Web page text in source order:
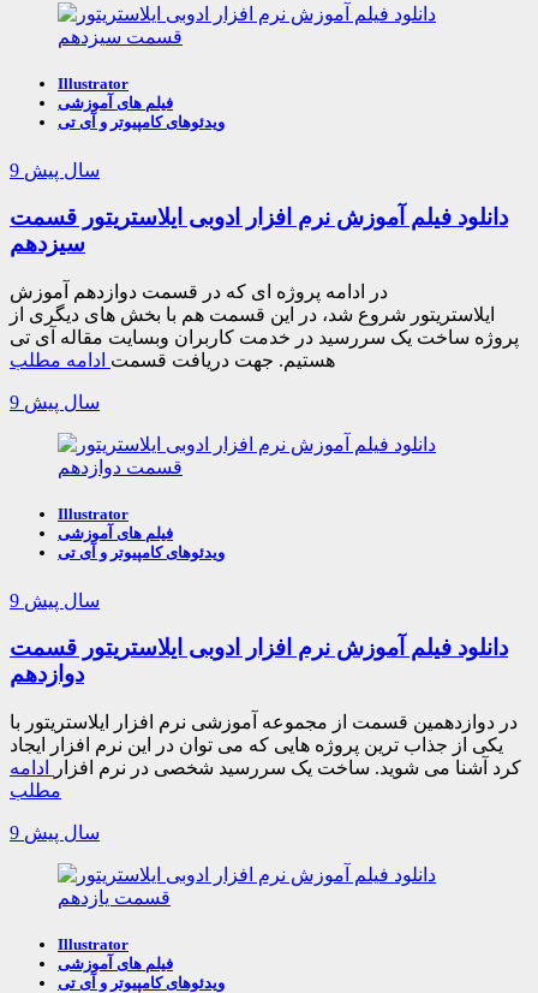
Illustrator
فیلم های آموزشی
ویدئوهای کامپیوتر و آی تی
9 سال پیش
دانلود فیلم آموزش نرم افزار ادوبی ایلاستریتور قسمت
سیزدهم
در ادامه پروژه ای که در قسمت دوازدهم آموزش
ایلاستریتور شروع شد، در این قسمت هم با بخش های دیگری از
پروژه ساخت یک سررسید در خدمت کاربران وبسایت مقاله آی تی
هستیم. جهت دریافت قسمت ادامه مطلب
9 سال پیش
Illustrator
فیلم های آموزشی
ویدئوهای کامپیوتر و آی تی
9 سال پیش
دانلود فیلم آموزش نرم افزار ادوبی ایلاستریتور قسمت
دوازدهم
در دوازدهمین قسمت از مجموعه آموزشی نرم افزار ایلاستریتور با
یکی از جذاب ترین پروژه هایی که می توان در این نرم افزار ایجاد
کرد آشنا می شوید. ساخت یک سررسید شخصی در نرم افزار
ادامه
مطلب
9 سال پیش
Illustrator
فیلم های آموزشی
ویدئوهای کامپیوتر و آی تی